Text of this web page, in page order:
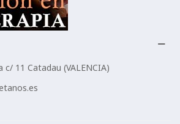
c/ 11 Catadau (VALENCIA)